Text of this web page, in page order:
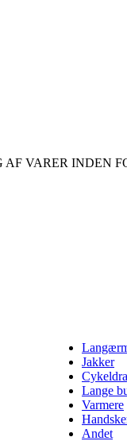
VARER INDEN
Jakker
Lange
Varmere
Andet